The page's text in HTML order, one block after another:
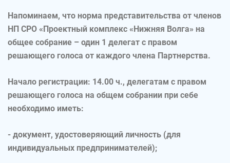
Напоминаем, что норма представительства от членов
НП СРО «Проектный комплекс «Нижняя Волга» на
общее собрание – один 1 делегат с правом
решающего голоса от каждого члена Партнерства.
Начало регистрации: 14.00 ч., делегатам с правом
решающего голоса на общем собрании при себе
необходимо иметь:
- документ, удостоверяющий личность (для
индивидуальных предпринимателей);